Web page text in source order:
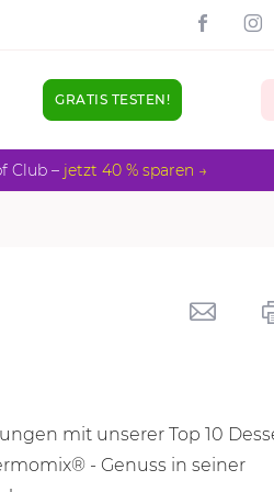
GRATIS TESTEN!
Club – jetzt 40 % sparen →
mit unserer Top 10
- Genuss in seiner